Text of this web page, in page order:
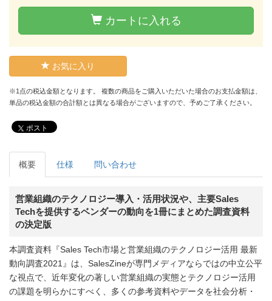
カートに入れる
お気に入り
※1点の税込金額となります。 複数の商品をご購入いただいた場合のお支払金額は、
単品の税込金額の合計額とは異なる場合がございますので、予めご了承ください。
ポスト
概要 仕様 問い合わせ
営業組織のテクノロジー導入・活用状況や、主要Sales
Techを提供するベンダーの動向を1冊にまとめた調査資料
の決定版
本調査資料『Sales Tech市場と営業組織のテクノロジー活用 最新
動向調査2021』は、SalesZineが専門メディアならではの中立公平
な視点で、近年変化の著しい営業組織の実態とテクノロジー活用
の課題を明らかにすべく、多くの参考資料やデータを社会分析・